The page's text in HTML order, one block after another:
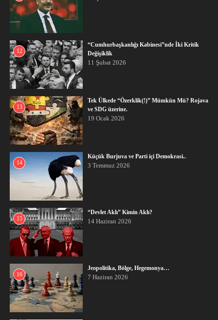
12
“Cumhurbaşkanlığı Kabinesi”nde İki Kritik
Değişiklik
11 Şubat 2026
13
Tek Ülkede “Özerklik(!)” Mümkün Mü? Rojava
ve SDG üzerine.
19 Ocak 2026
14
Küçük Burjuva ve Parti içi Demokrasi..
3 Temmuz 2026
15
“Devlet Aklı” Kimin Aklı?
14 Haziran 2026
16
Jeopolitika, Bölge, Hegemonya…
7 Haziran 2026